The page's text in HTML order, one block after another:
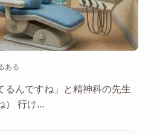
ある
るんですね」と精神科の先生
） 行け...